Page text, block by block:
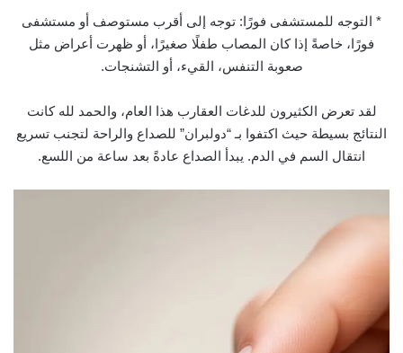
* التوجه للمستشفى فورًا: توجه إلى أقرب مستوصف أو مستشفى
فورًا، خاصةً إذا كان المصاب طفلًا صغيرًا، أو ظهرت أعراض مثل
صعوبة التنفس، القيء، أو التشنجات.
لقد تعرض الكثيرون للدغات العقارب هذا العام، والحمد لله كانت
النتائج بسيطة حيث اكتفوا بـ “دولبران” للصداع والراحة لتجنب تسريع
انتقال السم في الدم. يبدأ الصداع عادةً بعد ساعة من اللسع.